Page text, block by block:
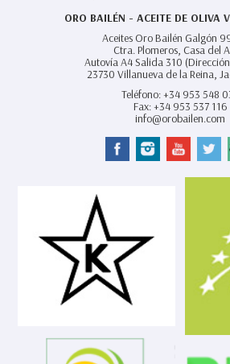
ORO BAILÉN - ACEITE DE OLIVA
Aceites Oro Bailén Galgón
Ctra. Plomeros, Casa del
Autovía A4 Salida 310
23730 Villanueva de la Reina,
Teléfono:+34 953 548
Fax:+34 953 537 116
info@orobailen.com